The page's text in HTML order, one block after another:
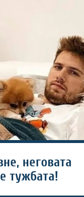
неговата
тужбата!